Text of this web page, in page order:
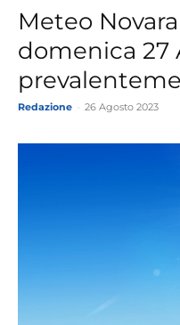
Meteo
domenica 27
Redazione 26 Agosto 2023